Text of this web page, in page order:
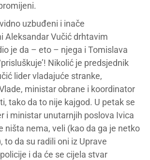
uzbuđeni i inače
Aleksandar Vučić drhtavim
je da – eto – njega i Tomislava
Nikolić je predsjednik
lider vladajuće stranke,
ministar obrane i koordinator
tako da to nije kajgod. U petak se
i ministar unutarnjih poslova Ivica
ništa nema, veli (kao da ga je netko
to da su radili oni iz Uprave
i da će se cijela stvar